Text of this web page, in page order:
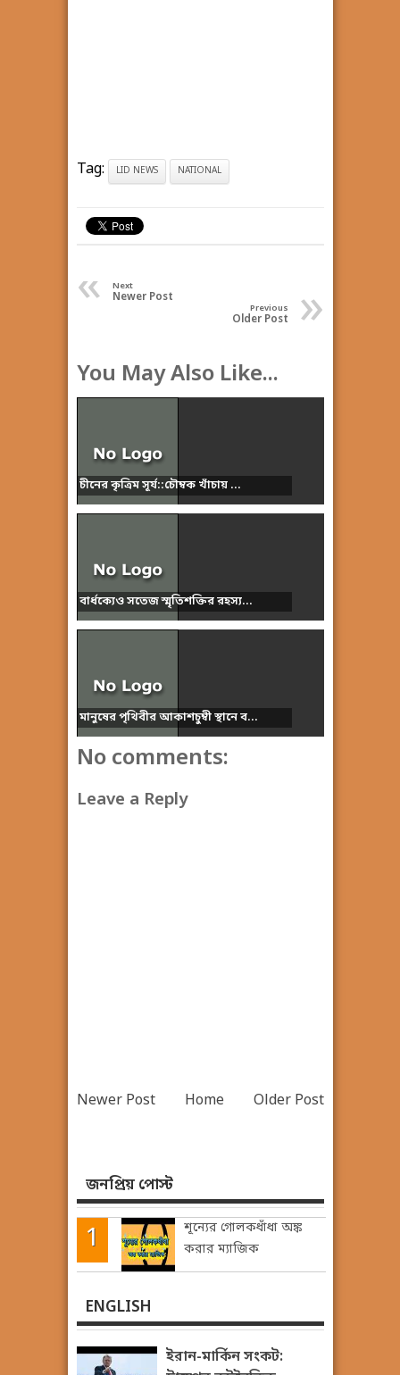
Tag: LID NEWS NATIONAL
« Next
Newer Post »
Previous
Older Post
You May Also Like...
চীনের কৃত্রিম সূর্য::চৌম্বক খাঁচায় ...
বার্ধক্যেও সতেজ স্মৃতিশক্তির রহস্য...
মানুষের পৃথিবীর আকাশচুম্বী স্থানে ব...
No comments:
Leave a Reply
Newer Post Older Post
Home
জনপ্রিয় পোস্ট
শূন্যের গোলকধাঁধা অঙ্ক
করার ম্যাজিক
ENGLISH
ইরান-মার্কিন সংকট: